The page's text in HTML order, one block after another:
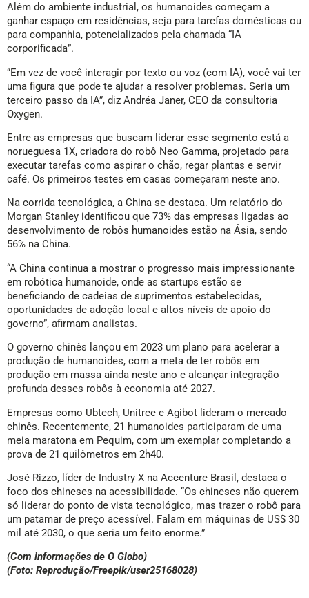
Além do ambiente industrial, os humanoides começam a
ganhar espaço em residências, seja para tarefas domésticas ou
para companhia, potencializados pela chamada “IA
corporificada”.
“Em vez de você interagir por texto ou voz (com IA), você vai ter
uma figura que pode te ajudar a resolver problemas. Seria um
terceiro passo da IA”, diz Andréa Janer, CEO da consultoria
Oxygen.
Entre as empresas que buscam liderar esse segmento está a
norueguesa 1X, criadora do robô Neo Gamma, projetado para
executar tarefas como aspirar o chão, regar plantas e servir
café. Os primeiros testes em casas começaram neste ano.
Na corrida tecnológica, a China se destaca. Um relatório do
Morgan Stanley identificou que 73% das empresas ligadas ao
desenvolvimento de robôs humanoides estão na Ásia, sendo
56% na China.
“A China continua a mostrar o progresso mais impressionante
em robótica humanoide, onde as startups estão se
beneficiando de cadeias de suprimentos estabelecidas,
oportunidades de adoção local e altos níveis de apoio do
governo”, afirmam analistas.
O governo chinês lançou em 2023 um plano para acelerar a
produção de humanoides, com a meta de ter robôs em
produção em massa ainda neste ano e alcançar integração
profunda desses robôs à economia até 2027.
Empresas como Ubtech, Unitree e Agibot lideram o mercado
chinês. Recentemente, 21 humanoides participaram de uma
meia maratona em Pequim, com um exemplar completando a
prova de 21 quilômetros em 2h40.
José Rizzo, líder de Industry X na Accenture Brasil, destaca o
foco dos chineses na acessibilidade. “Os chineses não querem
só liderar do ponto de vista tecnológico, mas trazer o robô para
um patamar de preço acessível. Falam em máquinas de US$ 30
mil até 2030, o que seria um feito enorme.”
(Com informações de O Globo)
(Foto: Reprodução/Freepik/user25168028)